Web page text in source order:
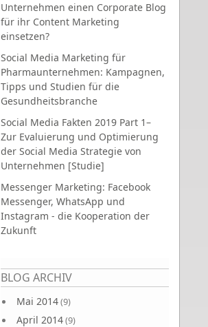
Unternehmen einen Corporate Blog
für ihr Content Marketing
einsetzen?
Social Media Marketing für
Pharmaunternehmen: Kampagnen,
Tipps und Studien für die
Gesundheitsbranche
Social Media Fakten 2019 Part 1–
Zur Evaluierung und Optimierung
der Social Media Strategie von
Unternehmen [Studie]
Messenger Marketing: Facebook
Messenger, WhatsApp und
Instagram - die Kooperation der
Zukunft
BLOG ARCHIV
Mai 2014(9)
April 2014(9)
Seiten